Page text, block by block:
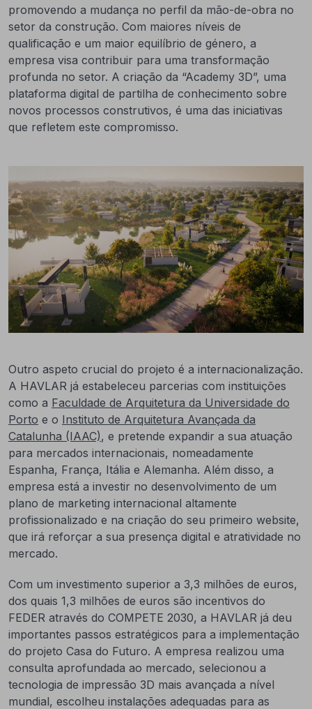
promovendo a mudança no perfil da mão-de-obra no
setor da construção. Com maiores níveis de
qualificação e um maior equilíbrio de género, a
empresa visa contribuir para uma transformação
profunda no setor. A criação da “Academy 3D”, uma
plataforma digital de partilha de conhecimento sobre
novos processos construtivos, é uma das iniciativas
que refletem este compromisso.
Outro aspeto crucial do projeto é a internacionalização.
A HAVLAR já estabeleceu parcerias com instituições
como a Faculdade de Arquitetura da Universidade do
Porto e o Instituto de Arquitetura Avançada da
Catalunha (IAAC), e pretende expandir a sua atuação
para mercados internacionais, nomeadamente
Espanha, França, Itália e Alemanha. Além disso, a
empresa está a investir no desenvolvimento de um
plano de marketing internacional altamente
profissionalizado e na criação do seu primeiro website,
que irá reforçar a sua presença digital e atratividade no
mercado.
Com um investimento superior a 3,3 milhões de euros,
dos quais 1,3 milhões de euros são incentivos do
FEDER através do COMPETE 2030, a HAVLAR já deu
importantes passos estratégicos para a implementação
do projeto Casa do Futuro. A empresa realizou uma
consulta aprofundada ao mercado, selecionou a
tecnologia de impressão 3D mais avançada a nível
mundial, escolheu instalações adequadas para as